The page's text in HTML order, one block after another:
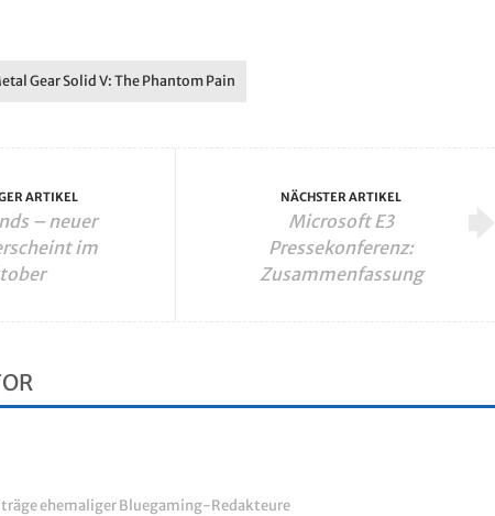
Gear Solid V: The Phantom Pain
ARTIKEL
– neuer
im
NÄCHSTER ARTIKEL
Microsoft E3
Pressekonferenz:
Zusammenfassung
ehemaliger Bluegaming-Redakteure